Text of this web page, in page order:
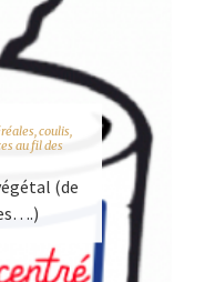
coulis,
au fil des
(de